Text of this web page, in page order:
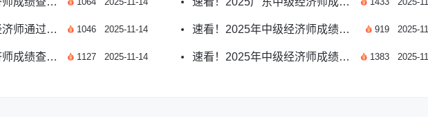
速看！2026年中级经济师通过成绩有效期详解 1046 2025-11-14
速看！2025中级经济师成绩查询权威指南 1127 2025-11-14
速看！2025年中级经济师成绩查询时间及入口详解 919 2025-
速看！2025年中级经济师成绩查询时间及详细攻略 1383 2025-